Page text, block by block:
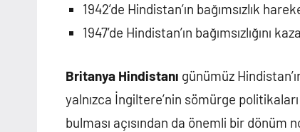
1942’de Hindistan’ın bağımsızlık
1947’de Hindistan’ın bağımsızlığını
Britanya Hindistanı günümüz
yalnızca İngiltere’nin sömürge
bulması açısından da önemli bir